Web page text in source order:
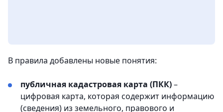
В правила добавлены новые понятия:
публичная кадастровая карта (ПКК)–
цифровая карта, которая содержит информацию
(сведения) из земельного, правового и